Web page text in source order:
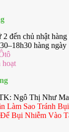
đến chủ nhật hàng
hàng ngày
hoạt
Ngô Thị Như
Làm Sao Tránh Bụi
Bụi Nhiễm Vào